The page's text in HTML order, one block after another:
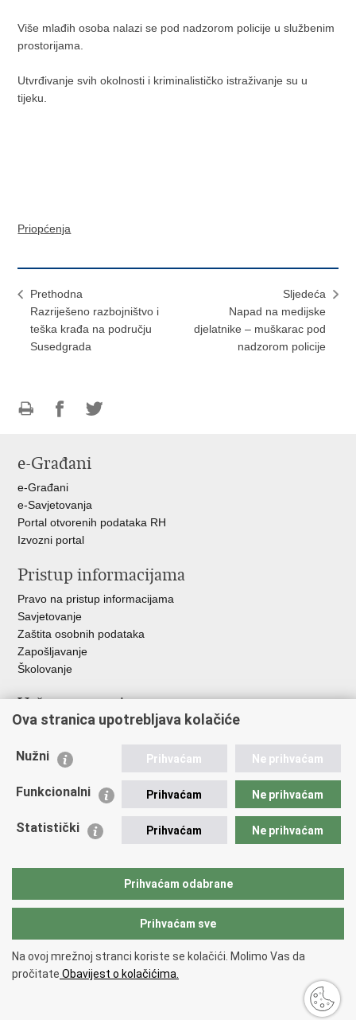
Više mlađih osoba nalazi se pod nadzorom policije u službenim
prostorijama.
Utvrđivanje svih okolnosti i kriminalističko istraživanje su u
tijeku.
Priopćenja
Prethodna
Razriješeno razbojništvo i
teška krađa na području
Susedgrada
Sljedeća
Napad na medijske
djelatnike – muškarac pod
nadzorom policije
FacebookuTwitteru
e-Građani
e-Građani
e-Savjetovanja
Portal otvorenih podataka RH
Izvozni portal
Pristup informacijama
Pravo na pristup informacijama
Savjetovanje
Zaštita osobnih podataka
Zapošljavanje
Školovanje
Važne poveznice
Ministarstvo unutarnjih poslova
Udruge
Policijska akademija
Zaklada policijske solidarnosti
Vučetić"
Copyright © 2026 Policijska uprava zagrebačka.
pristupačnosti.
Ova stranica upotrebljava kolačiće
Nužni Prihvaćam Ne prihvaćam
Funkcionalni Prihvaćam Ne prihvaćam
Statistički Prihvaćam Ne prihvaćam
Prihvaćam odabrane
Prihvaćam sve
Na ovoj mrežnoj stranci koriste se kolačići. Molimo Vas da
pročitate Obavijest o kolačićima.